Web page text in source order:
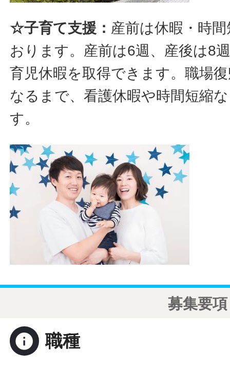
☆子育て支援： 産前は休暇・時
おります。産前は6週、産後は8
育児休暇を取得できます。職場
なるまで、看護休暇や時間短縮
す。
募集要項
info 職種